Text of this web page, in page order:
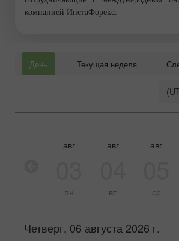
компанией ИнстаФорекс.
День Текущая неделя
авг
пн
авг
вт
авг
ср
Четверг, 06 августа 2026 г.